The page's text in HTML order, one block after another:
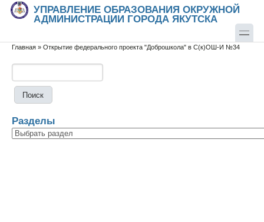
УПРАВЛЕНИЕ ОБРАЗОВАНИЯ ОКРУЖНОЙ
АДМИНИСТРАЦИИ ГОРОДА ЯКУТСКА
Вы здесь
Главная » Открытие федерального проекта "Доброшкола" в С(к)ОШ-И №34
Разделы